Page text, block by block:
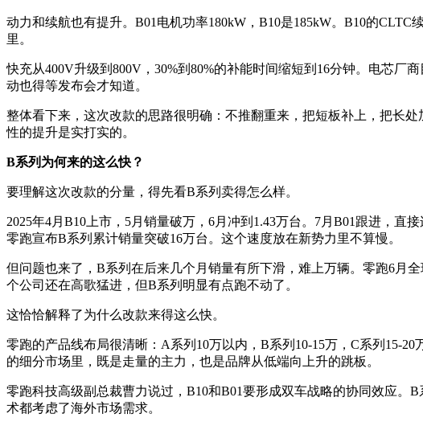
动力和续航也有提升。B01电机功率180kW，B10是185kW。B10的CLTC
里。
快充从400V升级到800V，30%到80%的补能时间缩短到16分钟。电芯厂
动也得等发布会才知道。
整体看下来，这次改款的思路很明确：不推翻重来，把短板补上，把长
性的提升是实打实的。
B系列为何来的这么快？
要理解这次改款的分量，得先看B系列卖得怎么样。
2025年4月B10上市，5月销量破万，6月冲到1.43万台。7月B01跟进，直
零跑宣布B系列累计销量突破16万台。这个速度放在新势力里不算慢。
但问题也来了，B系列在后来几个月销量有所下滑，难上万辆。零跑6月
个公司还在高歌猛进，但B系列明显有点跑不动了。
这恰恰解释了为什么改款来得这么快。
零跑的产品线布局很清晰：A系列10万以内，B系列10-15万，C系列15-
的细分市场里，既是走量的主力，也是品牌从低端向上升的跳板。
零跑科技高级副总裁曹力说过，B10和B01要形成双车战略的协同效应。
术都考虑了海外市场需求。